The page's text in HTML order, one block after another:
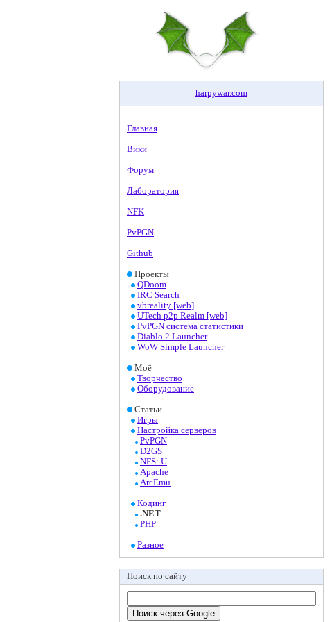
harpywar.com
Главная
Вики
Форум
Лаборатория
NFK
PvPGN
Github
Проекты
QDoom
IRC Search
vbreality [web]
UTech p2p Realm [web]
PvPGN система статистики
Diablo 2 Launcher
WoW Simple Launcher
Моё
Творчество
Оборудование
Статьи
Игры
Настройка серверов
PvPGN
D2GS
NFS: U
Apache
ArcEmu
Кодинг
.NET
PHP
Разное
Поиск по сайту